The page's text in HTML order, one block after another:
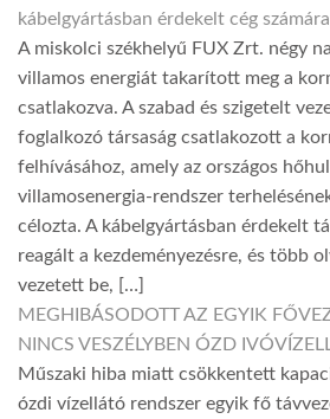
kábelgyártásban érdekelt cég számára
A miskolci székhelyű FUX Zrt. négy
villamos energiát takarított meg a
csatlakozva. A szabad és szigetelt
foglalkozó társaság csatlakozott a
felhívásához, amely az országos
villamosenergia-rendszer
célozta. A kábelgyártásban érdekelt
reagált a kezdeményezésre, és több
vezetett be, […]
MEGHIBÁSODOTT AZ EGYIK
NINCS VESZÉLYBEN ÓZD
Műszaki hiba miatt csökkentett
ózdi vízellátó rendszer egyik fő